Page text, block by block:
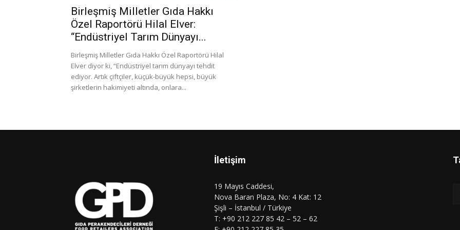
Birleşmiş Milletler Gıda Hakkı
Özel Raportörü Hilal Elver:
“Endüstriyel Tarım Dünyayı...
Birleşmiş Milletler Gıda Hakkı Özel Raportörü Hilal
Elver diyor ki, “Endüstriyel tarım dünyayı tehdit
ediyor. Artık çiftçiler, küçük-büyük hepsi, büyük
şirketlerin hakimiyeti altında, onlara...
İletişim
19 Mayıs Caddesi,
Nova Baran Plaza, No: 4 Kat: 12
Şişli – İstanbul / Türkiye
T: +90 212 227 85 42 – 52 – 62